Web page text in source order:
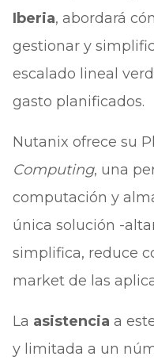
Iberia, abordará
gestionar y
escalado lineal
gasto planificados.
Nutanix ofrece su
Computing, una
computación y
única solución -
simplifica, reduce
market de las
La asistencia a
y limitada a un